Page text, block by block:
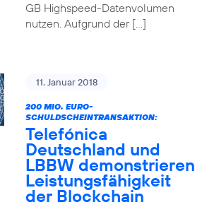
GB Highspeed-Datenvolumen
nutzen. Aufgrund der […]
11. Januar 2018
200 MIO. EURO-
SCHULDSCHEINTRANSAKTION:
Telefónica
Deutschland und
LBBW demonstrieren
Leistungsfähigkeit
der Blockchain